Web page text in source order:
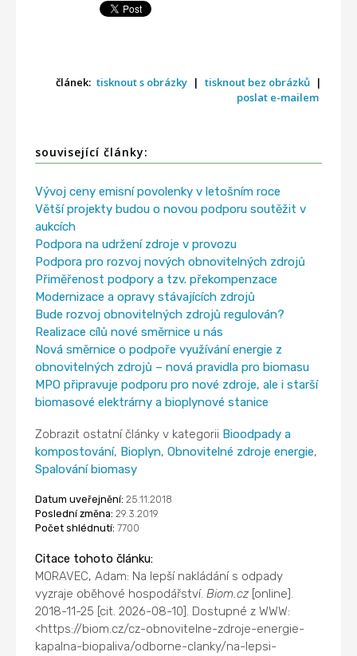
článek: tisknout s obrázky | tisknout bez obrázků |
poslat e-mailem
související články:
Vývoj ceny emisní povolenky v letošním roce
Větší projekty budou o novou podporu soutěžit v
aukcích
Podpora na udržení zdroje v provozu
Podpora pro rozvoj nových obnovitelných zdrojů
Přiměřenost podpory a tzv. překompenzace
Modernizace a opravy stávajících zdrojů
Bude rozvoj obnovitelných zdrojů regulován?
Realizace cílů nové směrnice u nás
Nová směrnice o podpoře využívání energie z
obnovitelných zdrojů – nová pravidla pro biomasu
MPO připravuje podporu pro nové zdroje, ale i starší
biomasové elektrárny a bioplynové stanice
Zobrazit ostatní články v kategorii Bioodpady a
kompostování, Bioplyn,Obnovitelné zdroje energie,
Spalování biomasy
Datum uveřejnění: 25.11.2018
Poslední změna: 29.3.2019
Počet shlédnutí: 7700
Citace tohoto článku:
MORAVEC, Adam: Na lepší nakládání s odpady
vyzraje oběhové hospodářství.Biom.cz [online].
2018-11-25 [cit. 2026-08-10]. Dostupné z WWW:
<https://biom.cz/cz-obnovitelne-zdroje-energie-
kapalna-biopaliva/odborne-clanky/na-lepsi-